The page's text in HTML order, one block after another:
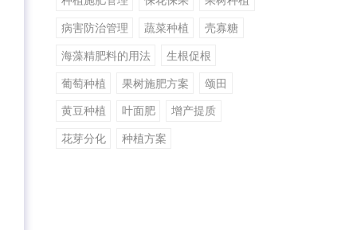
病害防治管理 蔬菜种植 壳寡糖
海藻精肥料的用法 生根促根
葡萄种植 果树施肥方案 颂田
黄豆种植 叶面肥 增产提质
花芽分化 种植方案